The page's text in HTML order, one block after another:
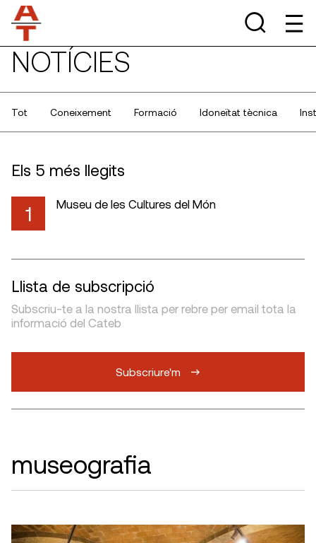
NOTÍCIES
Tot Coneixement Formació Idoneïtat tècnica
Els 5 més llegits
1 Museu de les Cultures del Món
Llista de subscripció
Subscriu-te a la nostra llista per rebre per email tota la
informació del Cateb
Subscriure'm
museografia